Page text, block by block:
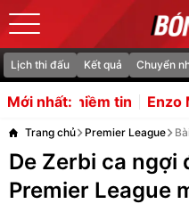
Lịch thi đấu Kết quả Chuyển
Mới nhất:
Maresca nói về áp lực
Trang chủ Premier League
De Zerbi ca ngợi
Premier League